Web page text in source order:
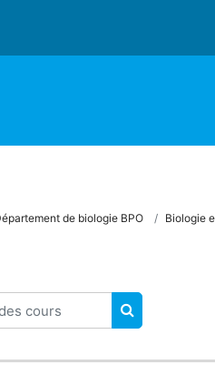
de biologie BPO Biologie
cours